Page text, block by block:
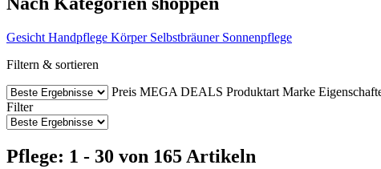
Gesicht Handpflege Körper Selbstbräuner Sonnenpflege
Filtern & sortieren
Preis MEGA DEALS Produktart Marke
Filter
Pflege: 1 - 30 von 165 Artikeln